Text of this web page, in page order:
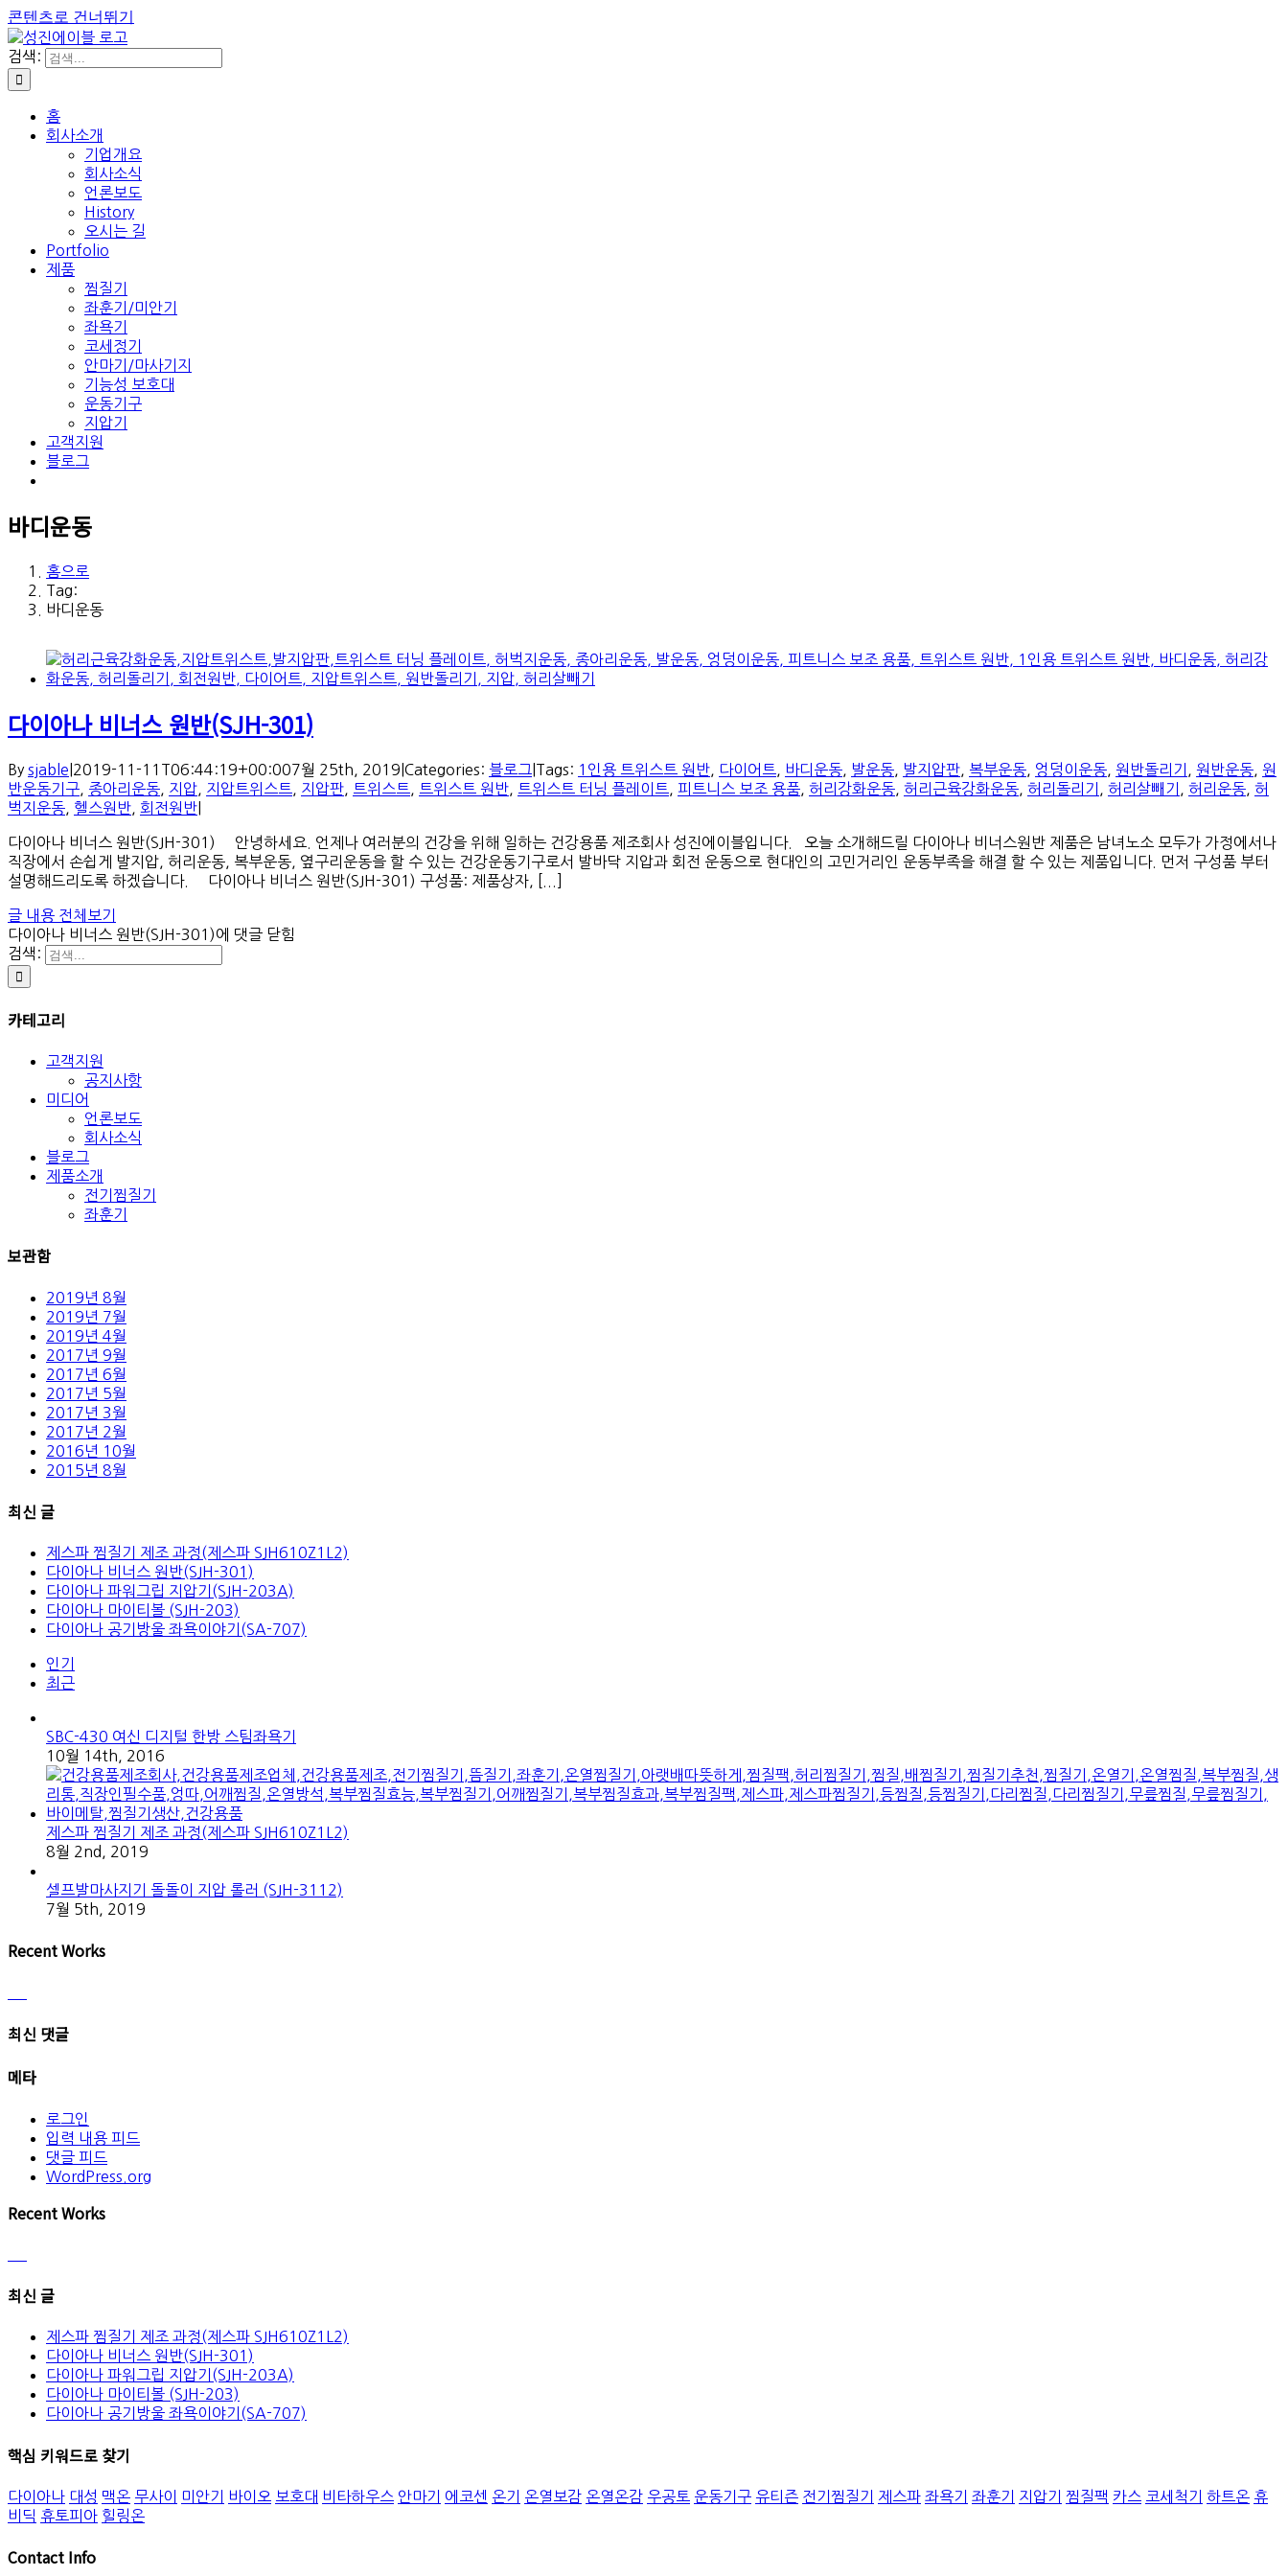
콘텐츠로 건너뛰기
검색:
홈
회사소개
기업개요
회사소식
언론보도
History
오시는 길
Portfolio
제품
찜질기
좌훈기/미안기
좌욕기
코세정기
안마기/마사기지
기능성 보호대
운동기구
지압기
고객지원
블로그
바디운동
홈으로
Tag:
바디운동
다이아나 비너스 원반(SJH-301)
By sjable 2019-11-11T06:44:19+00:007월 25th, 2019 Categories: 블로그 Tags: 1인용 트위스트 원반 다이어트 바디운동 발운동 발지압판 복부운동 엉덩이운동 원반돌리기 원반운동 원
반운동기구
종아리운동 지압 지압트위스트 지압판 트위스트 트위스트 원반 트위스트 터닝 플레이트 피트니스 보조 용품 허리강화운동 허리근육강화운동 허리돌리기 허리살빼기 허리운동 허
벅지운동
헬스원반 회전원반
다이아나 비너스 원반(SJH-301) 안녕하세요. 언제나 여러분의 건강을 위해 일하는 건강용품 제조회사 성진에이블입니다. 오늘 소개해드릴 다이아나 비너스원반 제품은 남녀노소 모두가 가정에서나
직장에서 손쉽게 발지압, 허리운동, 복부운동, 옆구리운동을 할 수 있는 건강운동기구로서 발바닥 지압과 회전 운동으로 현대인의 고민거리인 운동부족을 해결 할 수 있는 제품입니다. 먼저 구성품 부터
설명해드리도록 하겠습니다. 다이아나 비너스 원반(SJH-301) 구성품: 제품상자, [...]
글 내용 전체보기
다이아나 비너스 원반(SJH-301)에 댓글 닫힘
검색:
카테고리
고객지원
공지사항
미디어
언론보도
회사소식
블로그
제품소개
전기찜질기
좌훈기
보관함
2019년 8월
2019년 7월
2019년 4월
2017년 9월
2017년 6월
2017년 5월
2017년 3월
2017년 2월
2016년 10월
2015년 8월
최신 글
제스파 찜질기 제조 과정(제스파 SJH610Z1L2)
다이아나 비너스 원반(SJH-301)
다이아나 파워그립 지압기(SJH-203A)
다이아나 마이티볼 (SJH-203)
다이아나 공기방울 좌욕이야기(SA-707)
인기
최근
SBC-430 여신 디지털 한방 스팀좌욕기
10월 14th, 2016
제스파 찜질기 제조 과정(제스파 SJH610Z1L2)
8월 2nd, 2019
셀프발마사지기 돌돌이 지압 롤러 (SJH-3112)
7월 5th, 2019
Recent Works
최신 댓글
메타
로그인
입력 내용 피드
댓글 피드
WordPress.org
Recent Works
최신 글
제스파 찜질기 제조 과정(제스파 SJH610Z1L2)
다이아나 비너스 원반(SJH-301)
다이아나 파워그립 지압기(SJH-203A)
다이아나 마이티볼 (SJH-203)
다이아나 공기방울 좌욕이야기(SA-707)
핵심 키워드로 찾기
다이아나 대성 맥온 무사이 미안기 바이오 보호대 비타하우스 안마기 에코센 온기 온열보감 온열온감 우공토 운동기구 유티즌 전기찜질기 제스파 좌욕기 좌훈기 지압기 찜질팩 카스 코세척기 하트온 휴
비딕 휴토피아 힐링온
Contact Info